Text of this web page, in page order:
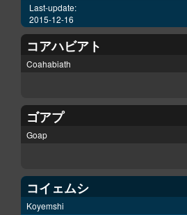
Last-update:
2015-12-16
コアハビアト
Coahabiath
ゴアプ
Goap
コイェムシ
Koyemshi